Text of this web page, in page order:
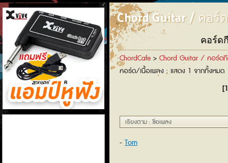
แอมป์หูฟัง
Chord Guitar / คอร์
คอร์ด
ChordCafe > Chord Guitar / คอร์ด
คอร์ด/เนื้อเพลง : แสดง 1 จากทั้งหมด
เรียงตาม : ชื่อเพลง
Torn